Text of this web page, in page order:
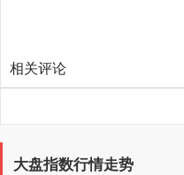
相关评论
大盘指数行情走势
基金指数